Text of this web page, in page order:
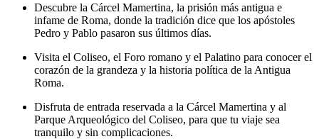
Descubre la Cárcel Mamertina, la prisión más antigua e
infame de Roma, donde la tradición dice que los apóstoles
Pedro y Pablo pasaron sus últimos días.
Visita el Coliseo, el Foro romano y el Palatino para conocer el
corazón de la grandeza y la historia política de la Antigua
Roma.
Disfruta de entrada reservada a la Cárcel Mamertina y al
Parque Arqueológico del Coliseo, para que tu viaje sea
tranquilo y sin complicaciones.